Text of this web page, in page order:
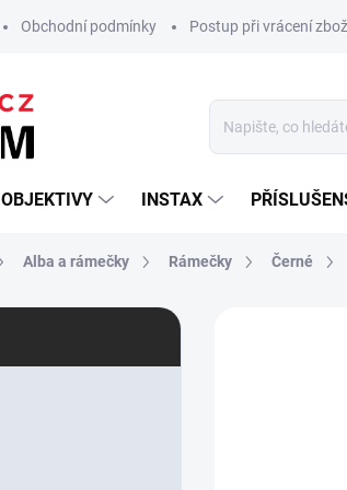
Obchodní podmínky Postup při vrácení
OBJEKTIVY INSTAX
Alba a rámečky Rámečky Černé